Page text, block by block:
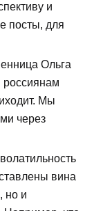
и
посты, для
Ольга
россиянам
Мы
через
вина
но и